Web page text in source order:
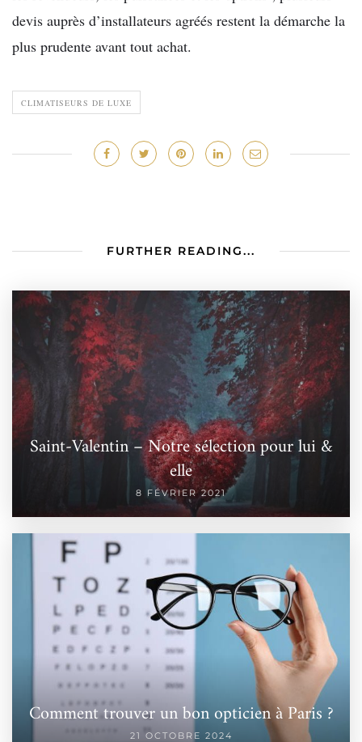
devis auprès d’installateurs agréés restent la démarche la
plus prudente avant tout achat.
CLIMATISEURS DE LUXE
FURTHER READING...
Saint-Valentin – Notre sélection pour lui &
elle
8 FÉVRIER 2021
Comment trouver un bon opticien à Paris ?
21 OCTOBRE 2024